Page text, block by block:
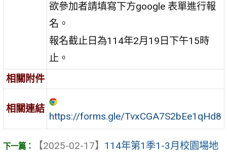
欲參加者請填寫下方google 表單進行報
名。
報名截止日為114年2月19日下午15時
止。
相關附件
相關連結
https://forms.gle/TvxCGA7S2bEe1qHd8
【2025-02-17】 114年第1季1-3月校園場地